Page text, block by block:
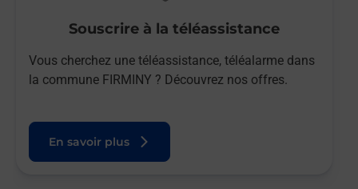
Souscrire à la téléassistance
Vous cherchez une téléassistance, téléalarme dans
la commune FIRMINY ? Découvrez nos offres.
En savoir plus